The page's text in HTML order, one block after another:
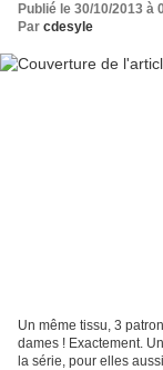
Publié le 30/10/2013 à
Par cdesyle
Un même tissu, 3
dames ! Exactement.
la série, pour elles